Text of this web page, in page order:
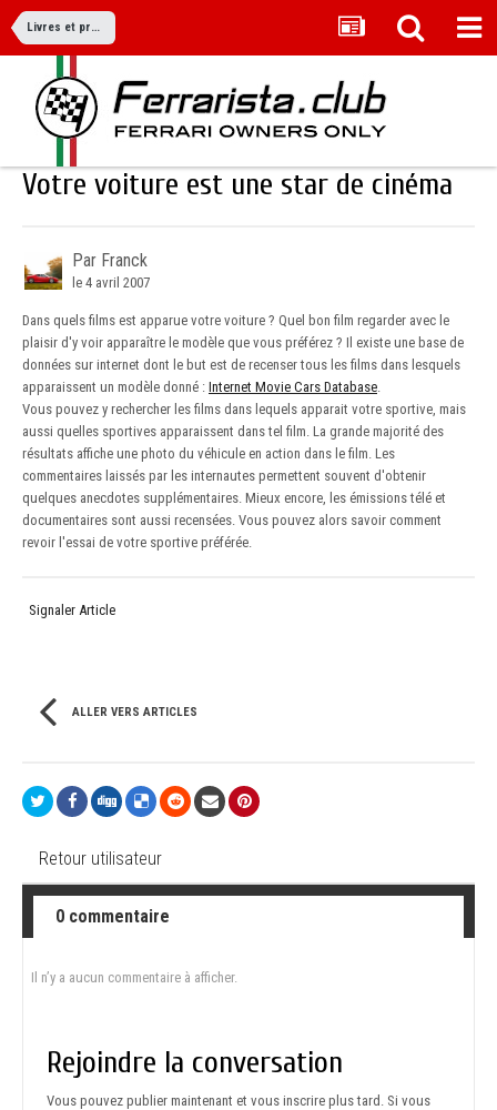
Livres et produits dérivés
Votre voiture est une star de cinéma
Par Franck
le 4 avril 2007
Dans quels films est apparue votre voiture ? Quel bon film regarder avec le
plaisir d'y voir apparaître le modèle que vous préférez ? Il existe une base de
données sur internet dont le but est de recenser tous les films dans lesquels
apparaissent un modèle donné : Internet Movie Cars Database
Vous pouvez y rechercher les films dans lequels apparait votre sportive, mais
aussi quelles sportives apparaissent dans tel film. La grande majorité des
résultats affiche une photo du véhicule en action dans le film. Les
commentaires laissés par les internautes permettent souvent d'obtenir
quelques anecdotes supplémentaires. Mieux encore, les émissions télé et
documentaires sont aussi recensées. Vous pouvez alors savoir comment
revoir l'essai de votre sportive préférée.
Signaler Article
ALLER VERS ARTICLES
Retour utilisateur
0 commentaire
Il n’y a aucun commentaire à afficher.
Rejoindre la conversation
Vous pouvez publier maintenant et vous inscrire plus tard. Si vous